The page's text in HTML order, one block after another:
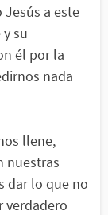
a este
su
él por la
nada
llene,
nuestras
dar lo que no
verdadero